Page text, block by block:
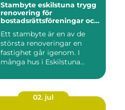
Stambyte eskilstuna trygg
renovering för
bostadsrättsföreningar och
Ett stambyte är en av de
största renoveringar en
fastighet går igenom. I
många hus i Eskilstuna
02. jul